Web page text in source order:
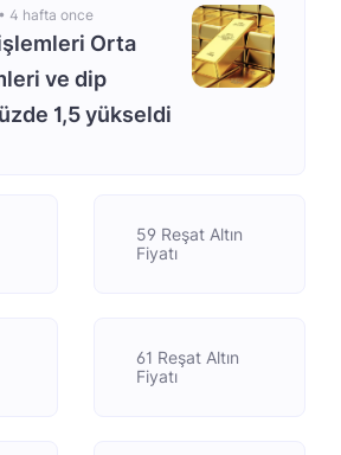
4 hafta once
Orta
ve dip
1,5 yükseldi
59 Reşat Altın
Fiyatı
61 Reşat Altın
Fiyatı